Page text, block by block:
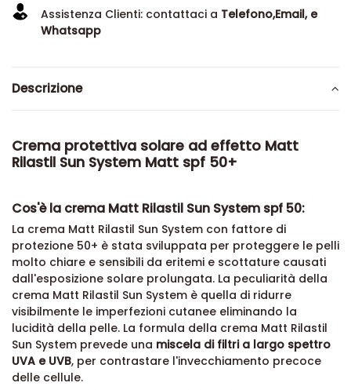
Assistenza Clienti: contattaci a Telefono,Email, e
Whatsapp
Descrizione
Crema protettiva solare ad effetto Matt
Rilastil Sun System Matt spf 50+
Cos'è la crema Matt Rilastil Sun System spf 50:
La crema Matt Rilastil Sun System con fattore di
protezione 50+ è stata sviluppata per proteggere le pelli
molto chiare e sensibili da eritemi e scottature causati
dall'esposizione solare prolungata. La peculiarità della
crema Matt Rilastil Sun System è quella di ridurre
visibilmente le imperfezioni cutanee eliminando la
lucidità della pelle. La formula della crema Matt Rilastil
Sun System prevede una miscela di filtri a largo spettro
UVA e UVB, per contrastare l'invecchiamento precoce
delle cellule.